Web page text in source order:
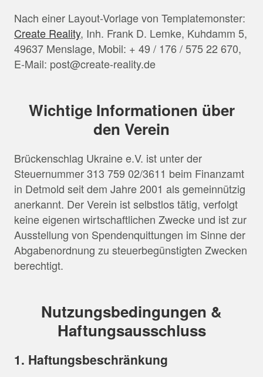
Nach einer Layout-Vorlage von Templatemonster:
Create Reality, Inh. Frank D. Lemke, Kuhdamm 5,
49637 Menslage, Mobil: + 49 / 176 / 575 22 670,
E-Mail: post@create-reality.de
Wichtige Informationen über
den Verein
Brückenschlag Ukraine e.V. ist unter der
Steuernummer 313 759 02/3611 beim Finanzamt
in Detmold seit dem Jahre 2001 als gemeinnützig
anerkannt. Der Verein ist selbstlos tätig, verfolgt
keine eigenen wirtschaftlichen Zwecke und ist zur
Ausstellung von Spendenquittungen im Sinne der
Abgabenordnung zu steuerbegünstigten Zwecken
berechtigt.
Nutzungsbedingungen &
Haftungsausschluss
1. Haftungsbeschränkung